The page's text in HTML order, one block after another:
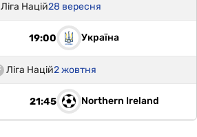
Ліга Націй28 вересня
19:00 Україна
Ліга Націй2 жовтня
21:45 Northern Ireland